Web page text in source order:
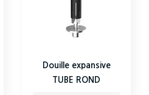
Douille expansive
TUBE ROND